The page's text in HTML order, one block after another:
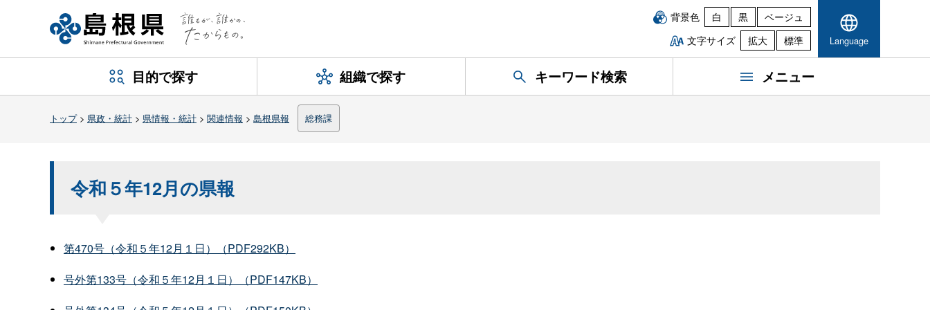
背景色 白 黒
ベージュ
文字サイズ
拡大 標準 Language
目的で探す 組織で探す キーワード検索 メニュー
トップ> 県政・統計 > 県情報・統計 > 関連情報 > 島根県報 総務課
令和５年12月の県報
第470号（令和５年12月１日）（PDF292KB）
号外第133号（令和５年12月１日）（PDF147KB）